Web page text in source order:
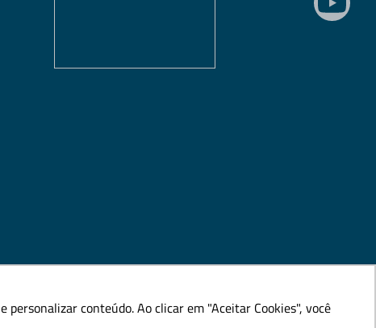
conteúdo. Ao clicar em "Aceitar Cookies", você
conteúdo. Ao clicar em "Aceitar Cookies", você